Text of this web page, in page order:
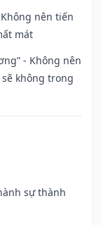
nên tiến
mát
- Không nên
không trong
sự thành